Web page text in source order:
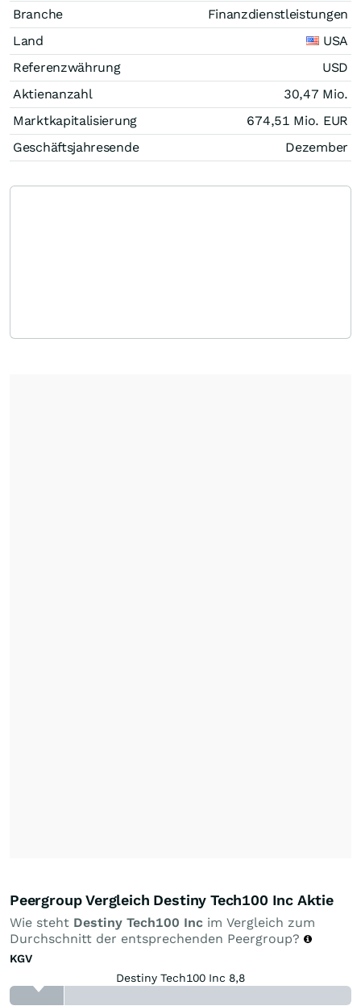
Branche
Finanzdienstleistungen
Land
USA
Referenzwährung
USD
Aktienanzahl
30,47 Mio.
Marktkapitalisierung
674,51 Mio. EUR
Geschäftsjahresende
Dezember
Peergroup Vergleich Destiny Tech100 Inc Aktie
Wie steht Destiny Tech100 Inc im Vergleich zum
Durchschnitt der entsprechenden Peergroup?
KGV
Destiny Tech100 Inc 8,8